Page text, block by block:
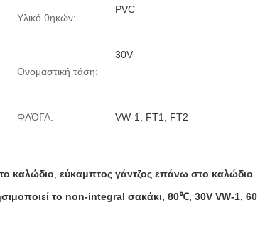
Υλικό θηκών:
PVC
Ονομαστική τάση:
30V
ΦΛΌΓΑ: VW-1, FT1, FT2
καλώδιο εύκαμπτος γάντζος επάνω στο καλώδιο
το non-integral σακάκι, 80℃, 30V VW-1, 60